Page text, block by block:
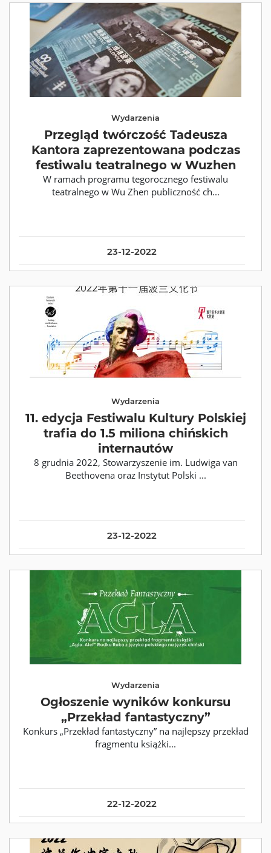
23-12-2022
Wydarzenia
Przegląd twórczość Tadeusza
Kantora zaprezentowana podczas
festiwalu teatralnego w Wuzhen
W ramach programu tegorocznego festiwalu
teatralnego w Wu Zhen publiczność ch...
23-12-2022
Wydarzenia
11. edycja Festiwalu Kultury Polskiej
trafia do 1.5 miliona chińskich
internautów
8 grudnia 2022, Stowarzyszenie im. Ludwiga van
Beethovena oraz Instytut Polski ...
22-12-2022
Wydarzenia
Ogłoszenie wyników konkursu
„Przekład fantastyczny”
Konkurs „Przekład fantastyczny” na najlepszy przekład
fragmentu książki...